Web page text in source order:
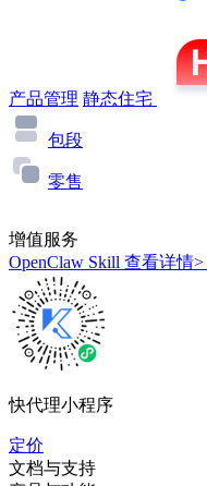
产品管理 静态住宅
包段
零售
增值服务
OpenClaw Skill 查看详情>
快代理小程序
定价
文档与支持